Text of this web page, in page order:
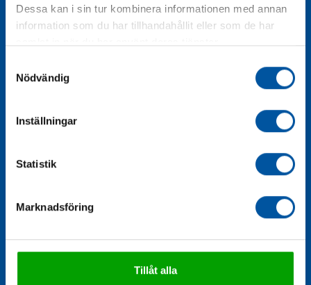
Dessa kan i sin tur kombinera informationen med annan
information som du har tillhandahållit eller som de har
Nödvändig
Inställningar
Statistik
Marknadsföring
Tillåt alla
Avstängningsventil 2-pack 22CU DN25 fläns